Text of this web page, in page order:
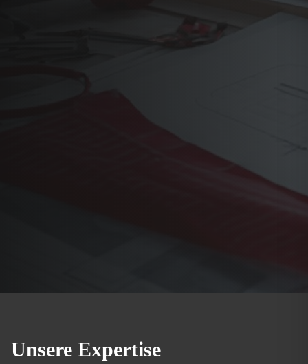
Unsere Expertise